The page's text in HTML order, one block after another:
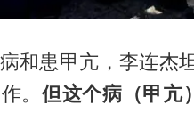
和患甲亢，李连杰
。 但这个病（甲亢